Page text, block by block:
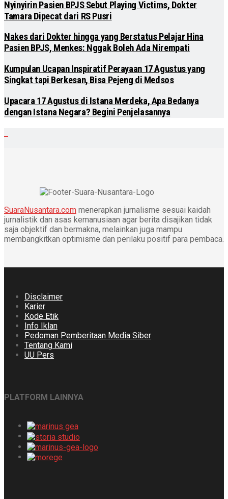
Nyinyirin Pasien BPJS Sebut Playing Victims, Dokter
Tamara Dipecat dari RS Pusri
Nakes dari Dokter hingga yang Berstatus Pelajar Hina
Pasien BPJS, Menkes: Nggak Boleh Ada Nirempati
Kumpulan Ucapan Inspiratif Perayaan 17 Agustus yang
Singkat tapi Berkesan, Bisa Pejeng di Medsos
Upacara 17 Agustus di Istana Merdeka, Apa Bedanya
dengan Istana Negara? Begini Penjelasannya
SuaraNusantara.com menerapkan jurnalisme sesuai kaidah
jurnalistik dan asas kemanusiaan agar berita disajikan tidak
saja objektif dan bermakna, melainkan juga mampu
membangkitkan optimisme dan perilaku positif para pembaca.
Disclaimer
Karier
Kode Etik
Info Iklan
Pedoman Pemberitaan Media Siber
Tentang Kami
UU Pers
PLATFORM LAINNYA